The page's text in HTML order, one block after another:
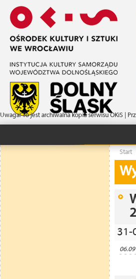
Uwaga! To jest archiwalna kopia serwisu OKiS |
Start
31-